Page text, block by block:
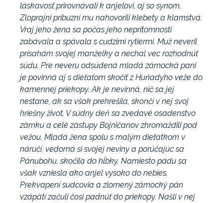
láskavosť prirovnávali k anjelovi, aj so synom.
Zloprajní príbuzní mu nahovorili klebety a klamstvá.
Vraj jeho žena sa počas jeho neprítomnosti
zabávala a spávala s cudzími rytiermi. Muž neveril
prísahám svojej manželky a nechal vec rozhodnúť
súdu. Pre neveru odsúdená mladá zámocká pani
je povinná aj s dieťaťom skočiť z Huňadyho veže do
kamennej priekopy. Ak je nevinná, nič sa jej
nestane, ak sa však prehrešila, skončí v nej svoj
hriešny život. V súdny deň sa zvedavé osadenstvo
zámku a celé zástupy Bojničanov zhromaždili pod
vežou. Mladá žena spolu s malým dieťatkom v
náručí, vedomá si svojej neviny a porúčajúc sa
Pánubohu, skočila do hĺbky. Namiesto pádu sa
však vzniesla ako anjel vysoko do nebies.
Prekvapení sudcovia a zlomený zámocký pán
vzápätí začuli čosi padnúť do priekopy. Našli v nej